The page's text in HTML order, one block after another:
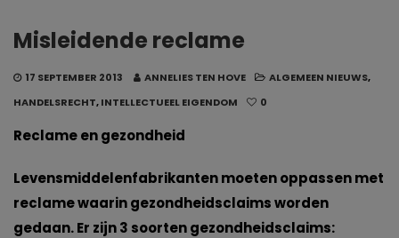
Misleidende reclame
17 SEPTEMBER 2013 ANNELIES TEN HOVE ALGEMEEN NIEUWS,
HANDELSRECHT,INTELLECTUEEL EIGENDOM 0
Reclame en gezondheid
Levensmiddelenfabrikanten moeten oppassen met
reclame waarin gezondheidsclaims worden
gedaan. Er zijn 3 soorten gezondheidsclaims: